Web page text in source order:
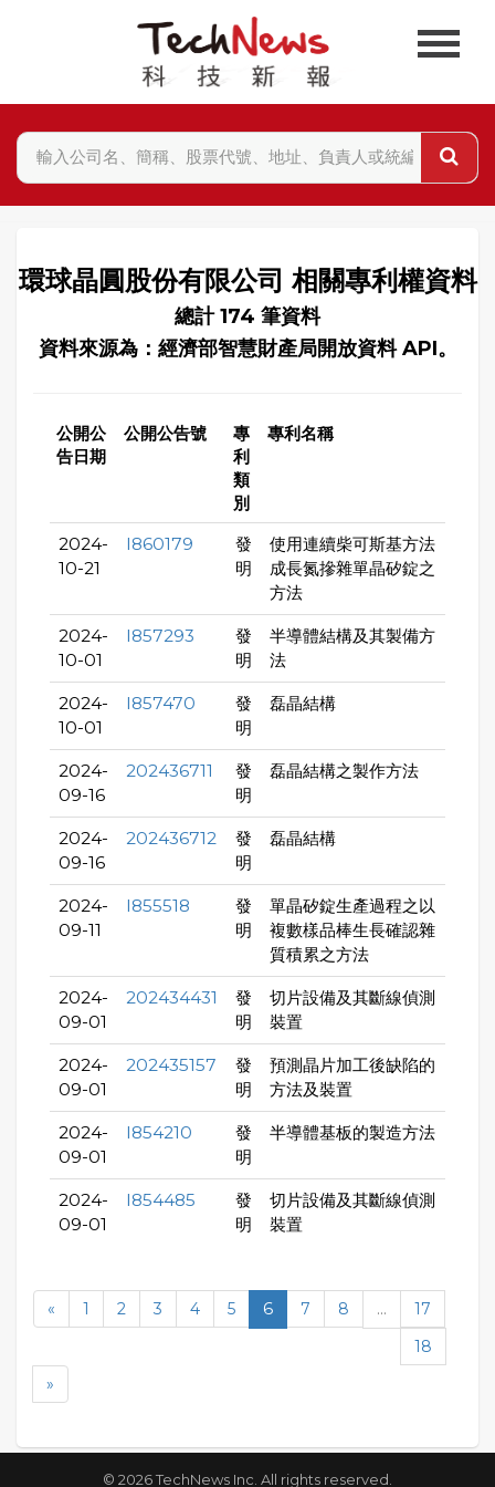
環球晶圓股份有限公司 相關專利權資料
總計 174 筆資料
資料來源為：經濟部智慧財產局開放資料 API。
公開公
告日期
公開公告號
專
利
類
別
專利名稱
2024-
10-21
I860179
發
明
使用連續柴可斯基方法
成長氮摻雜單晶矽錠之
方法
2024-
10-01
I857293
發
明
半導體結構及其製備方
法
2024-
10-01
I857470
發
明
磊晶結構
2024-
09-16
202436711
發
明
磊晶結構之製作方法
2024-
09-16
202436712
發
明
磊晶結構
2024-
09-11
I855518
發
明
單晶矽錠生產過程之以
複數樣品棒生長確認雜
質積累之方法
2024-
09-01
202434431
發
明
切片設備及其斷線偵測
裝置
2024-
09-01
202435157
發
明
預測晶片加工後缺陷的
方法及裝置
2024-
09-01
I854210
發
明
半導體基板的製造方法
2024-
09-01
I854485
發
明
切片設備及其斷線偵測
裝置
« 1 2 3 4 5 6 7 8 ...
17
18
»
© 2026 TechNews Inc. All rights reserved.